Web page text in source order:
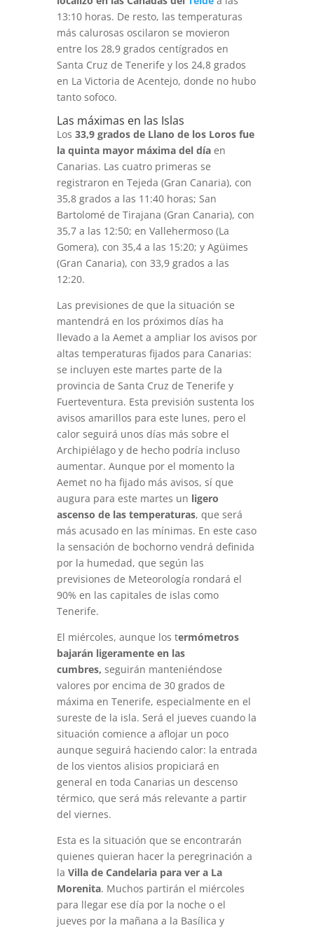
13:10 horas. De resto, las temperaturas
más calurosas oscilaron se movieron
entre los 28,9 grados centígrados en
Santa Cruz de Tenerife y los 24,8 grados
en La Victoria de Acentejo, donde no hubo
tanto sofoco.
Las máximas en las Islas
Los 33,9 grados de Llano de los Loros fue
la quinta mayor máxima del día en
Canarias. Las cuatro primeras se
registraron en Tejeda (Gran Canaria), con
35,8 grados a las 11:40 horas; San
Bartolomé de Tirajana (Gran Canaria), con
35,7 a las 12:50; en Vallehermoso (La
Gomera), con 35,4 a las 15:20; y Agüimes
(Gran Canaria), con 33,9 grados a las
12:20.
Las previsiones de que la situación se
mantendrá en los próximos días ha
llevado a la Aemet a ampliar los avisos por
altas temperaturas fijados para Canarias:
se incluyen este martes parte de la
provincia de Santa Cruz de Tenerife y
Fuerteventura. Esta previsión sustenta los
avisos amarillos para este lunes, pero el
calor seguirá unos días más sobre el
Archipiélago y de hecho podría incluso
aumentar. Aunque por el momento la
Aemet no ha fijado más avisos, sí que
augura para este martes un ligero
ascenso de las temperaturas, que será
más acusado en las mínimas. En este caso
la sensación de bochorno vendrá definida
por la humedad, que según las
previsiones de Meteorología rondará el
90% en las capitales de islas como
Tenerife.
El miércoles, aunque los termómetros
bajarán ligeramente en las
cumbres, seguirán manteniéndose
valores por encima de 30 grados de
máxima en Tenerife, especialmente en el
sureste de la isla. Será el jueves cuando la
situación comience a aflojar un poco
aunque seguirá haciendo calor: la entrada
de los vientos alisios propiciará en
general en toda Canarias un descenso
térmico, que será más relevante a partir
del viernes.
Esta es la situación que se encontrarán
quienes quieran hacer la peregrinación a
la Villa de Candelaria para ver a La
Morenita. Muchos partirán el miércoles
para llegar ese día por la noche o el
jueves por la mañana a la Basílica y